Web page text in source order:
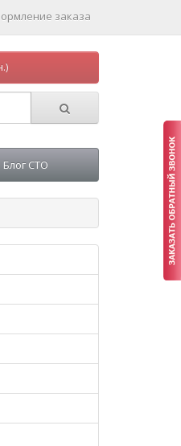
заказа
Блог СТО